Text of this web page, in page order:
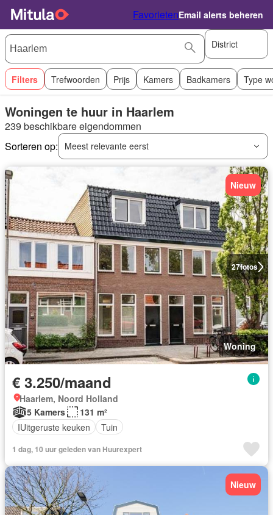
FavorietenEmail alerts beheren
District
Filters Trefwoorden Prijs Kamers Badkamers Type
Woningen te huur in Haarlem
239 beschikbare eigendommen
Sorteren op:
Meest relevante eerst
27fotos
Nieuw
Woning
€ 3.250/maand
Haarlem, Noord Holland
5 Kamers
131 m²
IUitgeruste keuken
Tuin
1 dag, 10 uur geleden van Huurexpert
Nieuw